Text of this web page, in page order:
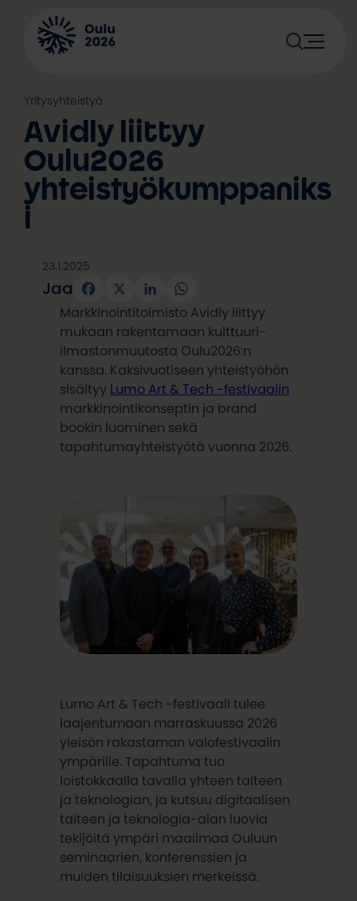
sisältöön
Yritysyhteistyö
Avidly liittyy
Oulu2026
yhteistyökumppaniks
i
23.1.2025
Jaa Facebook
X LinkedInWhatsApp
Markkinointitoimisto Avidly liittyy
mukaan rakentamaan kulttuuri-
ilmastonmuutosta Oulu2026:n
kanssa. Kaksivuotiseen yhteistyöhön
sisältyy
Lumo Art & Tech -festivaalin
markkinointikonseptin ja brand
bookin luominen sekä
tapahtumayhteistyötä vuonna 2026.
Lumo Art & Tech -festivaali tulee
laajentumaan marraskuussa 2026
yleisön rakastaman valofestivaalin
ympärille. Tapahtuma tuo
loistokkaalla tavalla yhteen taiteen
ja teknologian, ja kutsuu digitaalisen
taiteen ja teknologia-alan luovia
tekijöitä ympäri maailmaa Ouluun
seminaarien, konferenssien ja
muiden tilaisuuksien merkeissä.